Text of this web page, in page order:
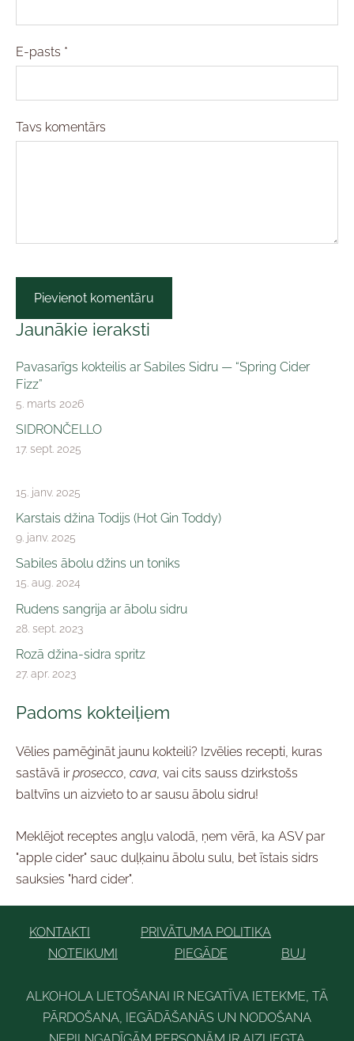
Jaunākie ieraksti
Pavasarīgs kokteilis ar Sabiles Sidru — “Spring Cider
Fizz”
5. marts 2026
SIDRONČELLO
17. sept. 2025
15. janv. 2025
Karstais džina Todijs (Hot Gin Toddy)
9. janv. 2025
Sabiles ābolu džins un toniks
15. aug. 2024
Rudens sangrija ar ābolu sidru
28. sept. 2023
Rozā džina-sidra spritz
27. apr. 2023
Padoms kokteiļiem
Vēlies pamēģināt jaunu kokteili? Izvēlies recepti, kuras
sastāvā irprosecco, cava, vai cits sauss dzirkstošs
baltvīns un aizvieto to ar sausu ābolu sidru!
Meklējot receptes angļu valodā, ņem vērā, ka ASV par
"apple cider" sauc duļķainu ābolu sulu, bet īstais sidrs
sauksies "hard cider".
E-pasts *
Tavs komentārs
KONTAKTI
PRIVĀTUMA POLITIKA
NOTEIKUMI
PIEGĀDE BUJ
ALKOHOLA LIETOŠANAI IR NEGATĪVA IETEKME, TĀ
PĀRDOŠANA, IEGĀDĀŠANĀS UN NODOŠANA